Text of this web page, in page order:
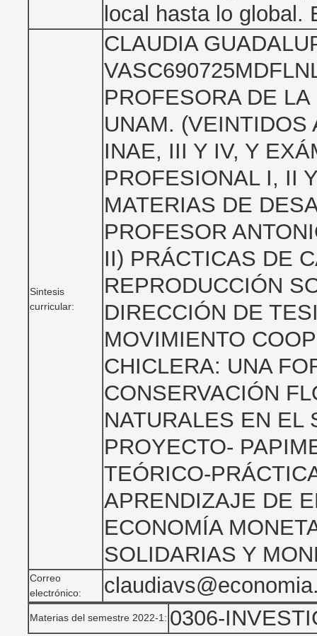
local hasta lo global.
Sintesis
curricular:
CLAUDIA
PROFESORA DE
UNAM. (VEINTIDOS
INAE, III Y IV, Y
PROFESIONAL I, II
MATERIAS DE
PROFESOR
II) PRÁCTICAS DE
REPRODUCCIÓN
DIRECCIÓN DE
MOVIMIENTO
CHICLERA: UNA
CONSERVACIÓN
NATURALES EN EL
PROYECTO-
TEÓRICO-
APRENDIZAJE DE
ECONOMÍA
SOLIDARIAS Y
Correo
electrónico:
Materias del semestre 2022-1: 0306-